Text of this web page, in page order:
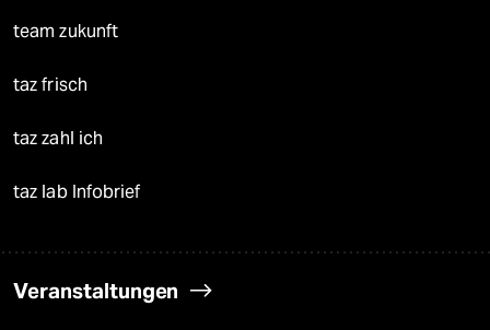
team zukunft
taz frisch
taz zahl ich
taz lab Infobrief
Veranstaltungen